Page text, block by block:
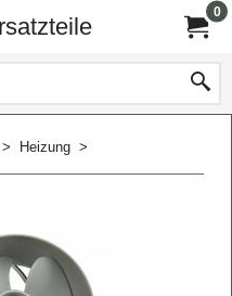
0
> Heizung >